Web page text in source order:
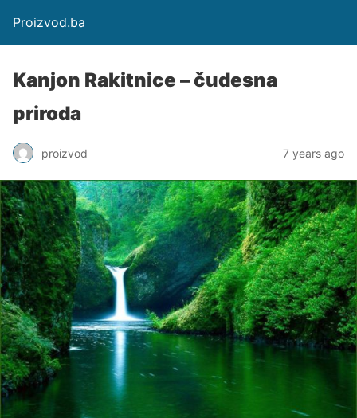
Proizvod.ba
Kanjon Rakitnice – čudesna
priroda
proizvod 7 years ago